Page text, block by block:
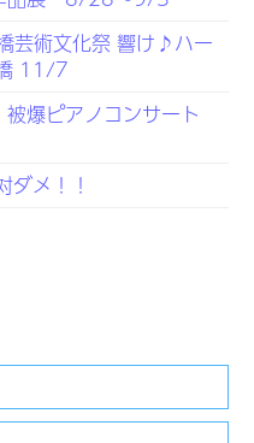
術文化祭 響け♪ハー
11/7
爆ピアノコンサート
ダメ！！